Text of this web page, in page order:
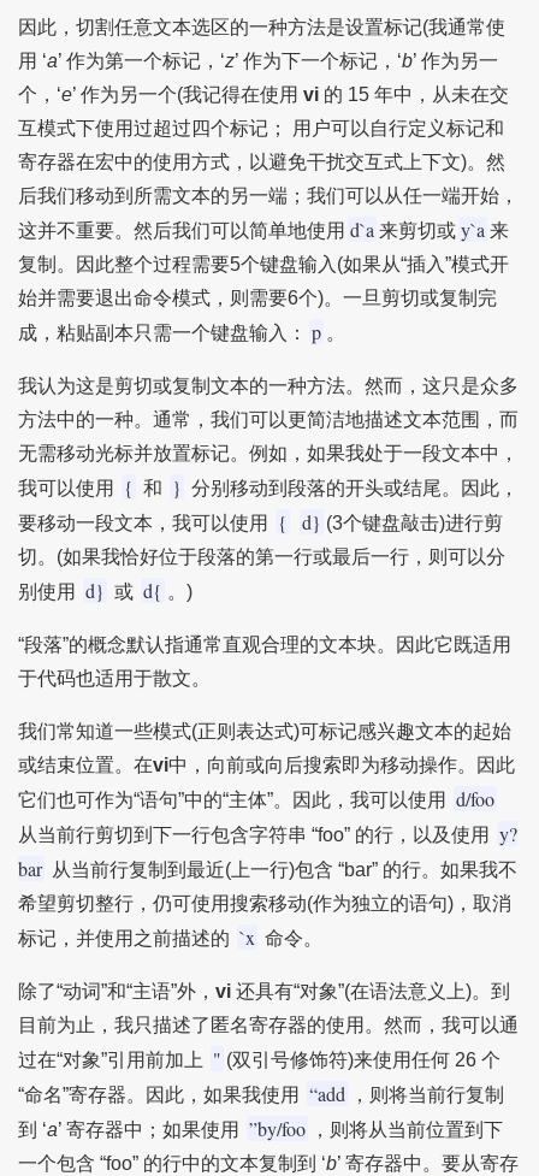
因此，切割任意文本选区的一种方法是设置标记(我通常使
用 ‘a’ 作为第一个标记，‘z’ 作为下一个标记，‘b’ 作为另一
个，‘e’ 作为另一个(我记得在使用 vi的 15 年中，从未在交
互模式下使用过超过四个标记； 用户可以自行定义标记和
寄存器在宏中的使用方式，以避免干扰交互式上下文)。然
后我们移动到所需文本的另一端；我们可以从任一端开始，
这并不重要。然后我们可以简单地使用 d`a 来剪切或 y`a 来
复制。因此整个过程需要5个键盘输入(如果从“插入”模式开
始并需要退出命令模式，则需要6个)。一旦剪切或复制完
成，粘贴副本只需一个键盘输入：
p 。
我认为这是剪切或复制文本的一种方法。然而，这只是众多
方法中的一种。通常，我们可以更简洁地描述文本范围，而
无需移动光标并放置标记。例如，如果我处于一段文本中，
我可以使用
{ 和 } 分别移动到段落的开头或结尾。因此，
要移动一段文本，我可以使用
{ d} (3个键盘敲击)进行剪
切。(如果我恰好位于段落的第一行或最后一行，则可以分
别使用
d} 或 d{ 。)
“段落”的概念默认指通常直观合理的文本块。因此它既适用
于代码也适用于散文。
我们常知道一些模式(正则表达式)可标记感兴趣文本的起始
或结束位置。在vi中，向前或向后搜索即为移动操作。因此
它们也可作为“语句”中的“主体”。因此，我可以使用
d/foo
从当前行剪切到下一行包含字符串 “foo” 的行，以及使用
y?
bar
从当前行复制到最近(上一行)包含 “bar” 的行。如果我不
希望剪切整行，仍可使用搜索移动(作为独立的语句)，取消
标记，并使用之前描述的 `x 命令。
除了“动词”和“主语”外， vi还具有“对象”(在语法意义上)。到
目前为止，我只描述了匿名寄存器的使用。然而，我可以通
过在“对象”引用前加上
" (双引号修饰符)来使用任何 26 个
“命名”寄存器。因此，如果我使用
“add
，则将当前行复制
到 ‘a’ 寄存器中；如果使用 ”by/foo
，则将从当前位置到下
一个包含 “foo” 的行中的文本复制到 ‘b’ 寄存器中。要从寄存